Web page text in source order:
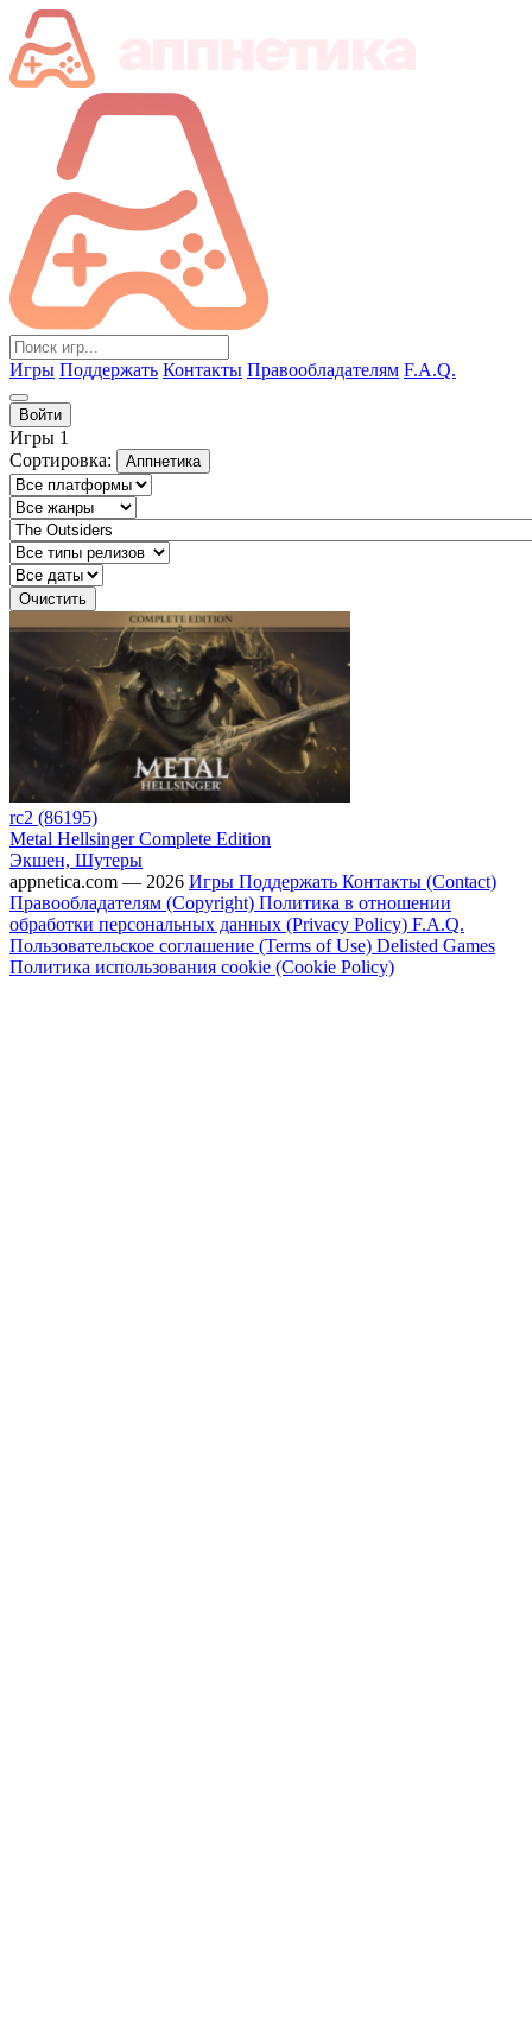
Игры Поддержать Контакты Правообладателям F.A.Q.
Войти
Игры 1
Сортировка:
Аппнетика
Очистить
rc2 (86195)
Metal Hellsinger Complete Edition
Экшен, Шутеры
appnetica.com — 2026 Игры Поддержать Контакты (Contact)
Правообладателям (Copyright) Политика в отношении
обработки персональных данных (Privacy Policy) F.A.Q.
Пользовательское соглашение (Terms of Use) Delisted Games
Политика использования cookie (Cookie Policy)